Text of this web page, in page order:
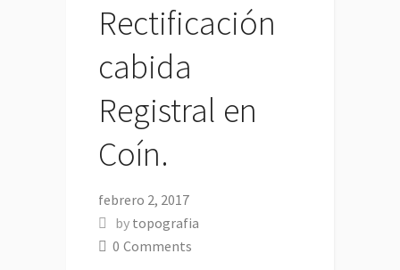
Rectificación
cabida
Registral en
Coín.
febrero 2, 2017
by topografia
0 Comments